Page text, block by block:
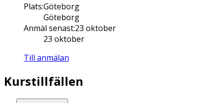
Plats:Göteborg
Göteborg
Anmäl senast:23 oktober
23 oktober
Till anmälan
Kurstillfällen